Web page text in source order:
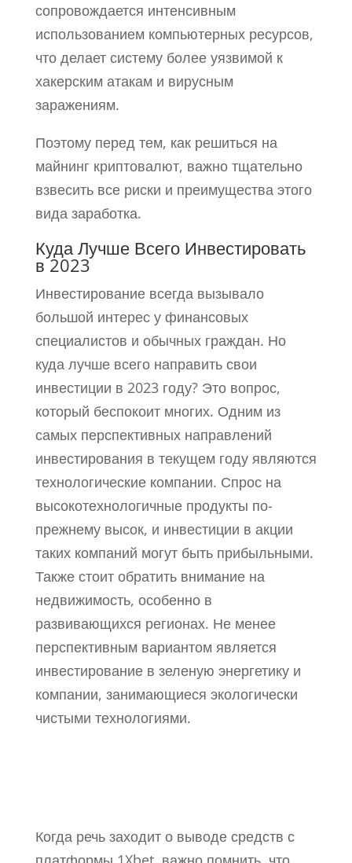
сопровождается интенсивным
использованием компьютерных ресурсов,
что делает систему более уязвимой к
хакерским атакам и вирусным
заражениям.
Поэтому перед тем, как решиться на
майнинг криптовалют, важно тщательно
взвесить все риски и преимущества этого
вида заработка.
Куда Лучше Всего Инвестировать
в 2023
Инвестирование всегда вызывало
большой интерес у финансовых
специалистов и обычных граждан. Но
куда лучше всего направить свои
инвестиции в 2023 году? Это вопрос,
который беспокоит многих. Одним из
самых перспективных направлений
инвестирования в текущем году являются
технологические компании. Спрос на
высокотехнологичные продукты по-
прежнему высок, и инвестиции в акции
таких компаний могут быть прибыльными.
Также стоит обратить внимание на
недвижимость, особенно в
развивающихся регионах. Не менее
перспективным вариантом является
инвестирование в зеленую энергетику и
компании, занимающиеся экологически
чистыми технологиями.
Когда речь заходит о выводе средств с